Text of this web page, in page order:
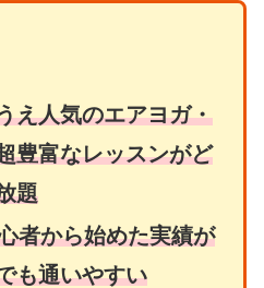
え人気のエアヨガ・
豊富なレッスンがど
題
者から始めた実績が
も通いやすい